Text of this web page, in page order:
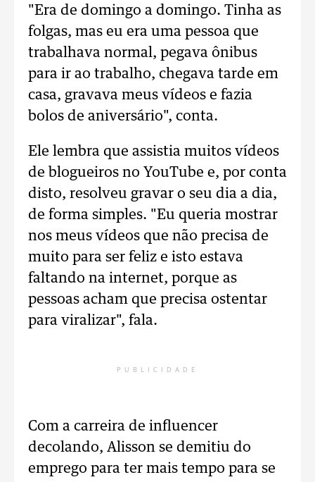
"Era de domingo a domingo. Tinha as
folgas, mas eu era uma pessoa que
trabalhava normal, pegava ônibus
para ir ao trabalho, chegava tarde em
casa, gravava meus vídeos e fazia
bolos de aniversário", conta.
Ele lembra que assistia muitos vídeos
de blogueiros no YouTube e, por conta
disto, resolveu gravar o seu dia a dia,
de forma simples. "Eu queria mostrar
nos meus vídeos que não precisa de
muito para ser feliz e isto estava
faltando na internet, porque as
pessoas acham que precisa ostentar
para viralizar", fala.
PUBLICIDADE
Com a carreira de influencer
decolando, Alisson se demitiu do
emprego para ter mais tempo para se